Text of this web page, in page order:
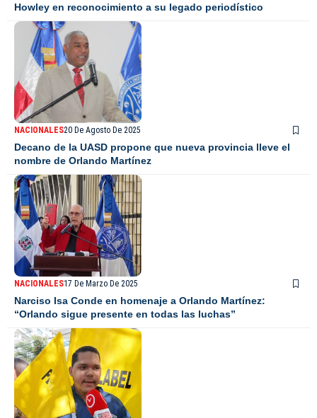
Howley en reconocimiento a su legado periodístico
NACIONALES20 De Agosto De 2025
Decano de la UASD propone que nueva provincia lleve el
nombre de Orlando Martínez
NACIONALES17 De Marzo De 2025
Narciso Isa Conde en homenaje a Orlando Martínez:
“Orlando sigue presente en todas las luchas”